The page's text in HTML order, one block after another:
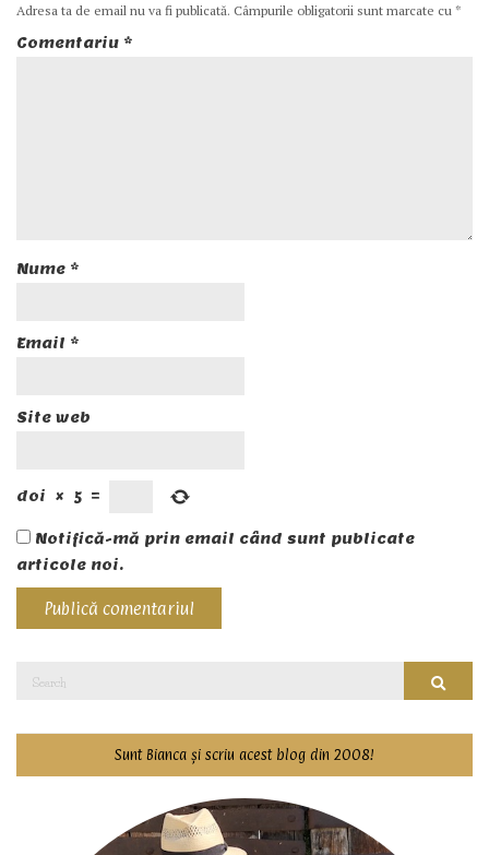
Adresa ta de email nu va fi publicată. Câmpurile obligatorii sunt marcate cu *
Comentariu *
Nume *
Email *
Site web
doi × 5 =
Notifică-mă prin email când sunt publicate
articole noi.
Sunt Bianca și scriu acest blog din 2008!